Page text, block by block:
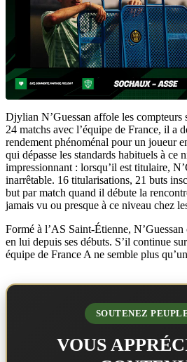
Djylian N’Guessan affole les
24 matchs avec l’équipe de France, il a
rendement phénoménal pour un joueur
qui dépasse les standards habituels à ce
impressionnant : lorsqu’il est titulaire,
inarrêtable. 16 titularisations, 21 buts
but par match quand il débute la
jamais vu ou presque à ce niveau chez
Formé à l’AS Saint-Étienne,
en lui depuis ses débuts. S’il continue
équipe de France A ne semble plus
SOUTENEZ
VOUS